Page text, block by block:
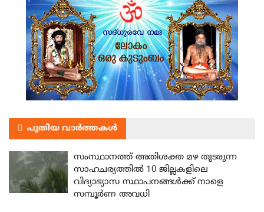
പുതിയ വാർത്തകൾ
സംസ്ഥാനത്ത് അതിശക്ത മഴ തുടരുന്ന
സാഹചര്യത്തിൽ 10 ജില്ലകളിലെ
വിദ്യാഭ്യാസ സ്ഥാപനങ്ങൾക്ക് നാളെ
സമ്പൂർണ അവധി